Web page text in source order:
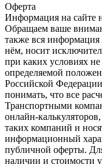
Оферта
Информация на сайте
Обращаем ваше
также вся информация
нём, носит
при каких условиях
определяемой
Российской
понимать, что все
Транспортными
онлайн-
таких компаний и
информационный
публичной оферты.
наличии и стоимости